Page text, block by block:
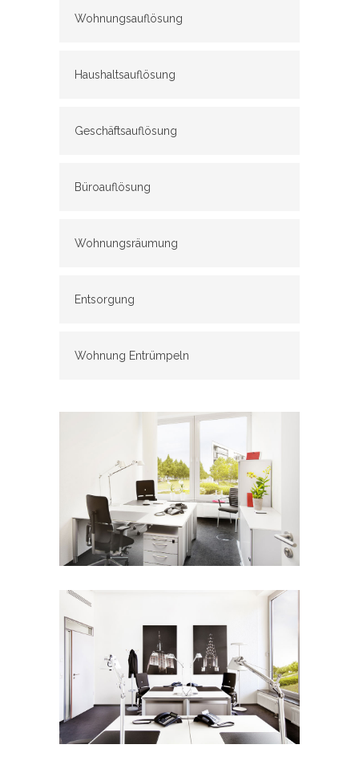
Wohnungsauflösung
Haushaltsauflösung
Geschäftsauflösung
Büroauflösung
Wohnungsräumung
Entsorgung
Wohnung Entrümpeln